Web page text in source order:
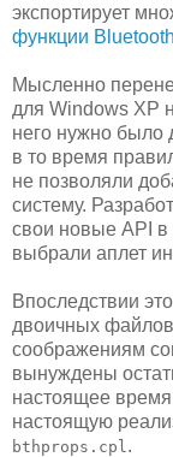
экспортирует
функции
Мысленно
для Windows XP
него нужно было
в то время
не позволяли
систему.
свои новые API
выбрали аплет
Впоследствии
двоичных
соображениям
вынуждены
настоящее
настоящую
bthprops.cpl .